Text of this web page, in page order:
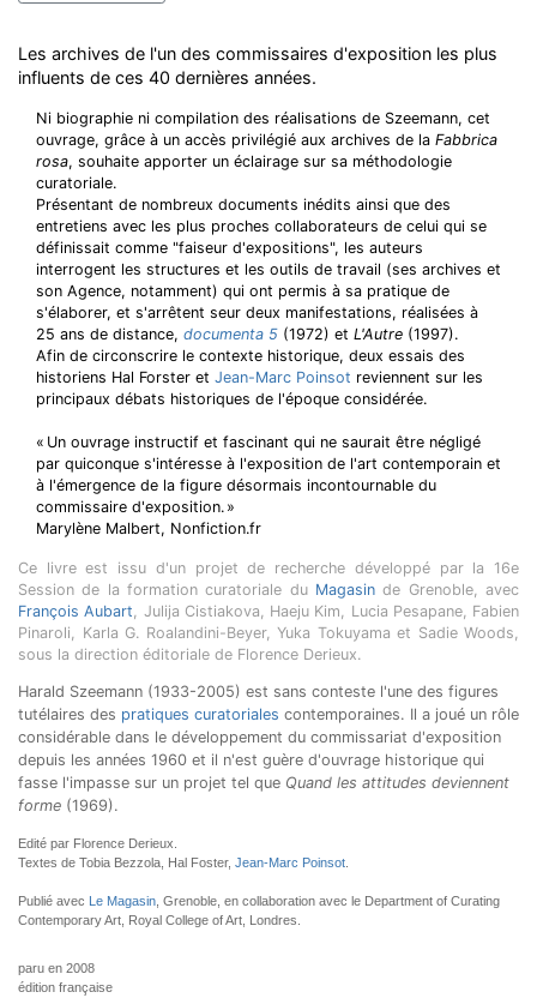
Les archives de l'un des commissaires d'exposition les plus
influents de ces 40 dernières années.
Ni biographie ni compilation des réalisations de Szeemann, cet
ouvrage, grâce à un accès privilégié aux archives de la Fabbrica
rosa, souhaite apporter un éclairage sur sa méthodologie
curatoriale.
Présentant de nombreux documents inédits ainsi que des
entretiens avec les plus proches collaborateurs de celui qui se
définissait comme "faiseur d'expositions", les auteurs
interrogent les structures et les outils de travail (ses archives et
son Agence, notamment) qui ont permis à sa pratique de
s'élaborer, et s'arrêtent seur deux manifestations, réalisées à
25 ans de distance, documenta 5 (1972) et L'Autre (1997).
Afin de circonscrire le contexte historique, deux essais des
historiens Hal Forster et Jean-Marc Poinsot reviennent sur les
principaux débats historiques de l'époque considérée.
« Un ouvrage instructif et fascinant qui ne saurait être négligé
par quiconque s'intéresse à l'exposition de l'art contemporain et
à l'émergence de la figure désormais incontournable du
commissaire d'exposition. »
Marylène Malbert, Nonfiction.fr
Ce livre est issu d'un projet de recherche développé par la 16e
Session de la formation curatoriale du Magasin de Grenoble, avec
François Aubart, Julija Cistiakova, Haeju Kim, Lucia Pesapane, Fabien
Pinaroli, Karla G. Roalandini-Beyer, Yuka Tokuyama et Sadie Woods,
sous la direction éditoriale de Florence Derieux.
Harald Szeemann (1933-2005) est sans conteste l'une des figures
tutélaires des pratiques curatoriales contemporaines. Il a joué un rôle
considérable dans le développement du commissariat d'exposition
depuis les années 1960 et il n'est guère d'ouvrage historique qui
fasse l'impasse sur un projet tel que Quand les attitudes deviennent
forme (1969).
Edité par Florence Derieux.
Textes de Tobia Bezzola, Hal Foster, Jean-Marc Poinsot
Publié avec Le Magasin , Grenoble, en collaboration avec le Department of Curating
Contemporary Art, Royal College of Art, Londres.
paru en 2008
édition française